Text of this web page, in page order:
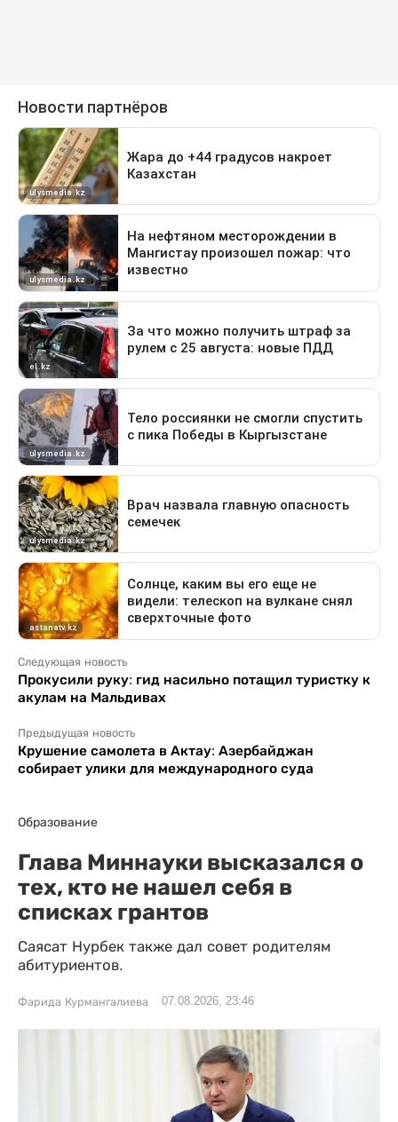
Следующая новость
Прокусили руку: гид насильно потащил туристку к
акулам на Мальдивах
Предыдущая новость
Крушение самолета в Актау: Азербайджан
собирает улики для международного суда
Образование
Глава Миннауки высказался о
тех, кто не нашел себя в
списках грантов
Саясат Нурбек также дал совет родителям
абитуриентов.
Фарида Курмангалиева 07.08.2026, 23:46